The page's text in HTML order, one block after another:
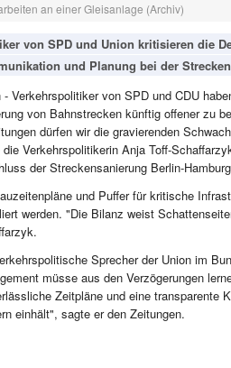
an einer Gleisanlage (Archiv)
von SPD und Union kritisieren die
und Planung bei der
- Verkehrspolitiker von SPD und CDU
von Bahnstrecken künftig offener zu
dürfen wir die gravierenden
Verkehrspolitikerin Anja Toff-
der Streckensanierung Berlin-
und Puffer für kritische
werden. "Die Bilanz weist
Sprecher der Union im
müsse aus den Verzögerungen
Zeitpläne und eine transparente
einhält", sagte er den Zeitungen.